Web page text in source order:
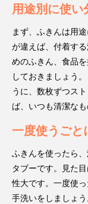
用途別に使い
まず、ふきんは用
が違えば、付着す
めのふきん、食品
しておきましょう
うに、数枚ずつス
ば、いつも清潔な
一度使うごと
ふきんを使ったら
タブーです。見た
性大です。一度使
手洗いをしましょ